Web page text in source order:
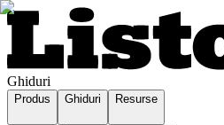
Ghiduri
Produs Ghiduri Resurse